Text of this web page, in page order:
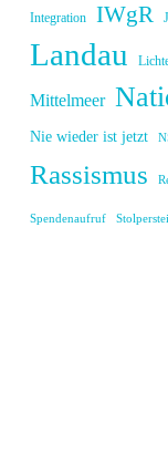
Integration IWgR
Landau
Mittelmeer
Nie wieder ist jetzt
Rassismus
Spendenaufruf